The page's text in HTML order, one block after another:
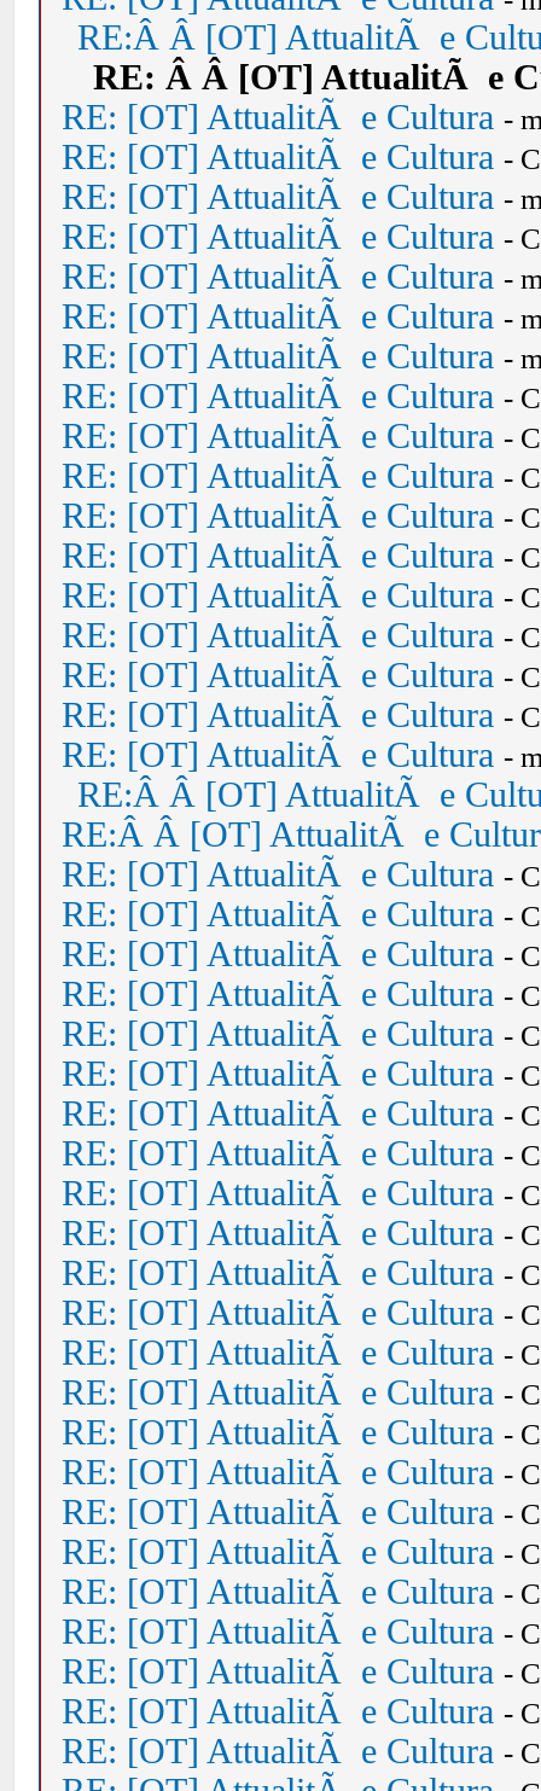
RE:Â Â [OT] AttualitÃ e
RE: Â Â [OT] AttualitÃ e
RE: [OT] AttualitÃ e Cultura -
RE: [OT] AttualitÃ e Cultura -
RE: [OT] AttualitÃ e Cultura -
RE: [OT] AttualitÃ e Cultura -
RE: [OT] AttualitÃ e Cultura -
RE: [OT] AttualitÃ e Cultura -
RE: [OT] AttualitÃ e Cultura -
RE: [OT] AttualitÃ e Cultura -
RE: [OT] AttualitÃ e Cultura -
RE: [OT] AttualitÃ e Cultura -
RE: [OT] AttualitÃ e Cultura -
RE: [OT] AttualitÃ e Cultura -
RE: [OT] AttualitÃ e Cultura -
RE: [OT] AttualitÃ e Cultura -
RE: [OT] AttualitÃ e Cultura -
RE: [OT] AttualitÃ e Cultura -
RE: [OT] AttualitÃ e Cultura -
RE:Â Â [OT] AttualitÃ e
RE:Â Â [OT] AttualitÃ e
RE: [OT] AttualitÃ e Cultura -
RE: [OT] AttualitÃ e Cultura -
RE: [OT] AttualitÃ e Cultura -
RE: [OT] AttualitÃ e Cultura -
RE: [OT] AttualitÃ e Cultura -
RE: [OT] AttualitÃ e Cultura -
RE: [OT] AttualitÃ e Cultura -
RE: [OT] AttualitÃ e Cultura -
RE: [OT] AttualitÃ e Cultura -
RE: [OT] AttualitÃ e Cultura -
RE: [OT] AttualitÃ e Cultura -
RE: [OT] AttualitÃ e Cultura -
RE: [OT] AttualitÃ e Cultura -
RE: [OT] AttualitÃ e Cultura -
RE: [OT] AttualitÃ e Cultura -
RE: [OT] AttualitÃ e Cultura -
RE: [OT] AttualitÃ e Cultura -
RE: [OT] AttualitÃ e Cultura -
RE: [OT] AttualitÃ e Cultura -
RE: [OT] AttualitÃ e Cultura -
RE: [OT] AttualitÃ e Cultura -
RE: [OT] AttualitÃ e Cultura -
RE: [OT] AttualitÃ e Cultura -